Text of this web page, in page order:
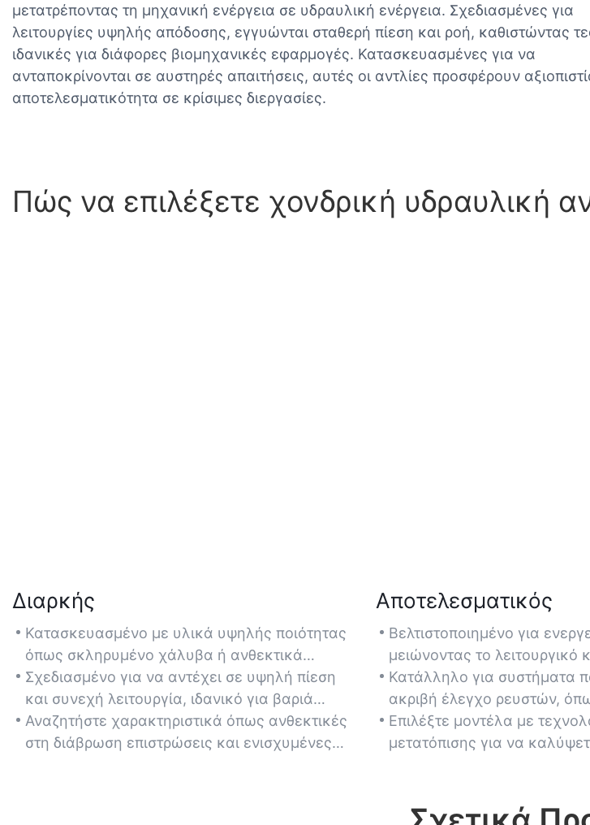
μετατρέποντας τη μηχανική ενέργεια σε υδραυλική ενέργεια. Σχεδιασμένες για
λειτουργίες υψηλής απόδοσης, εγγυώνται σταθερή πίεση και ροή, καθιστώντας
ιδανικές για διάφορες βιομηχανικές εφαρμογές. Κατασκευασμένες για να
ανταποκρίνονται σε αυστηρές απαιτήσεις, αυτές οι αντλίες προσφέρουν
αποτελεσματικότητα σε κρίσιμες διεργασίες.
Πώς να επιλέξετε χονδρική υδραυλική
Διαρκής
Κατασκευασμένο με υλικά υψηλής ποιότητας
όπως σκληρυμένο χάλυβα ή ανθεκτικά
κράματα, εξασφαλίζοντας μακροχρόνια
απόδοση σε απαιτητικά βιομηχανικά
περιβάλλοντα.
Σχεδιασμένο για να αντέχει σε υψηλή πίεση
και συνεχή λειτουργία, ιδανικό για βαριά
μηχανήματα και κατασκευαστικό εξοπλισμό.
Αναζητήστε χαρακτηριστικά όπως ανθεκτικές
στη διάβρωση επιστρώσεις και ενισχυμένες
Αποτελεσματικός
Βελτιστοποιημένο για
μειώνοντας το λειτουργικό
διατηρώντας παράλληλα
για βιομηχανικές
Κατάλληλο για συστήματα
ακριβή έλεγχο ρευστών,
συναρμολόγησης
μηχανήματα.
Επιλέξτε μοντέλα με
μετατόπισης για να